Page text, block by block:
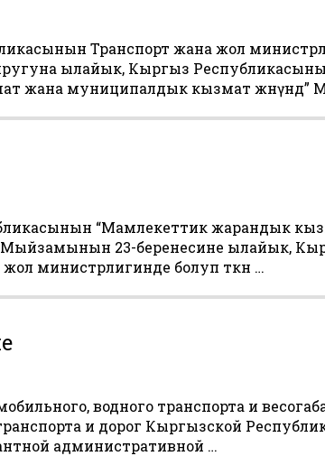
Транспорт жана жол
ылайык, Кыргыз
жана муниципалдык кызмат
“Мамлекеттик жарандык
Мыйзамынын 23-беренесине ылайык,
министрлигинде болуп өткөн …
водного транспорта и
и дорог Кыргызской
административной …